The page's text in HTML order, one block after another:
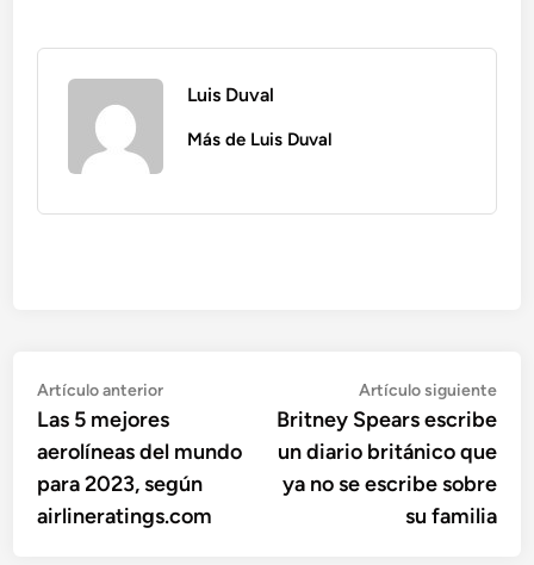
Luis Duval
Más de Luis Duval
Navegación
de
entradas
Artículo anteriorArtículo
anterior:
Las 5 mejores
aerolíneas del mundo
para 2023, según
airlineratings.com
Artículo siguiente
Britney Spears escribe
un diario británico que
ya no se escribe sobre
su familia